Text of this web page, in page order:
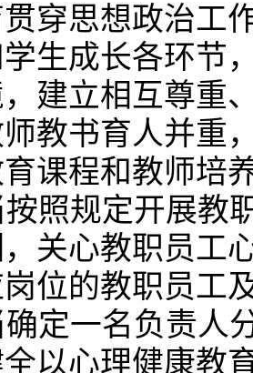
穿思想政治工
生成长各环节
建立相互尊重
教书育人并重
课程和教师培
照规定开展教
关心教职员工
位的教职员工
定一名负责人
以心理健康教